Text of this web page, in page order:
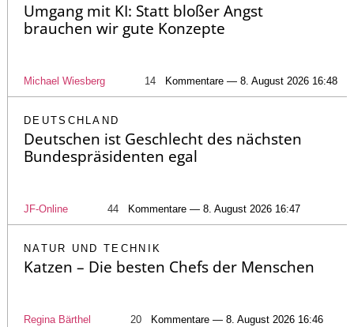
Umgang mit KI: Statt bloßer Angst
brauchen wir gute Konzepte
Michael Wiesberg 14 Kommentare — 8. August 2026 16:48
DEUTSCHLAND
Deutschen ist Geschlecht des nächsten
Bundespräsidenten egal
JF-Online 44 Kommentare — 8. August 2026 16:47
NATUR UND TECHNIK
Katzen – Die besten Chefs der Menschen
Regina Bärthel 20 Kommentare — 8. August 2026 16:46